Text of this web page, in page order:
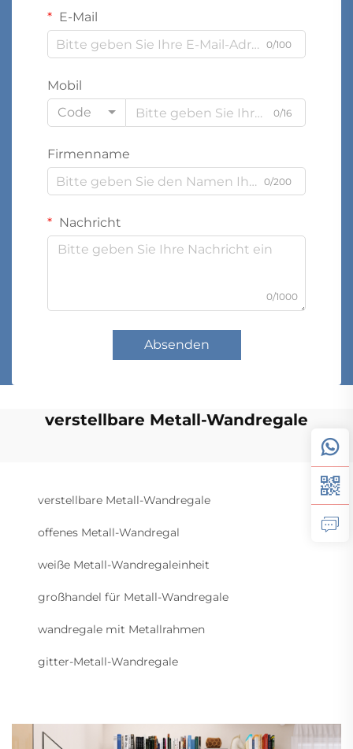
E-Mail
0/100
Mobil
Code
0/16
Firmenname
0/200
Nachricht
0/1000
Absenden
verstellbare Metall-Wandregale
verstellbare Metall-Wandregale
offenes Metall-Wandregal
weiße Metall-Wandregaleinheit
großhandel für Metall-Wandregale
wandregale mit Metallrahmen
gitter-Metall-Wandregale